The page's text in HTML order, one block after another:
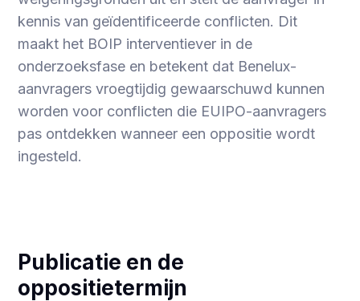
kennis van geïdentificeerde conflicten. Dit
maakt het BOIP interventiever in de
onderzoeksfase en betekent dat Benelux-
aanvragers vroegtijdig gewaarschuwd kunnen
worden voor conflicten die EUIPO-aanvragers
pas ontdekken wanneer een oppositie wordt
ingesteld.
Publicatie en de
oppositietermijn